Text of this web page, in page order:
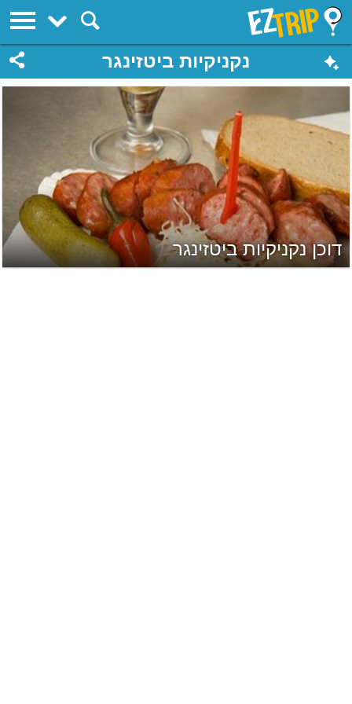
EZTrip
נקניקיות ביטזינגר
דוכן נקניקיות ביטזינגר